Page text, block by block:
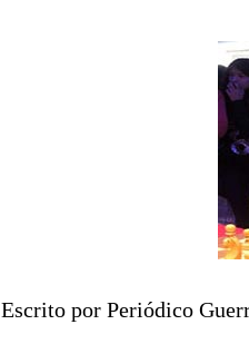
Escrito por Periódico